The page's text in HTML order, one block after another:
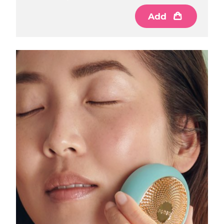
Add
Consegna stimata 8/11/26
Malta Consegna stimata8/9/26
Consegna stimata8/13/26
Monaco Consegna stimata8/10/26
Paesi Bassi Consegna stimata 8/9/26
Nuova Zelanda Consegna stimata 8/9/26
Norvegia Consegna stimata8/9/26
Oman Consegna stimata8/12/26